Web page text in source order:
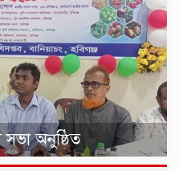
সভা অনুষ্ঠিত